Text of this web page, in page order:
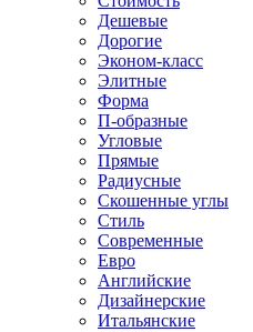
Дешевые
Дорогие
Эконом-класс
Элитные
Форма
П-образные
Угловые
Прямые
Радиусные
Скошенные углы
Стиль
Современные
Евро
Английские
Дизайнерские
Итальянские